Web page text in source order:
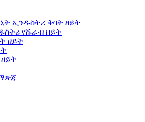
ኢንዱስትሪ ቅባት ዘይት
የሹራብ ዘይት
ዘይት